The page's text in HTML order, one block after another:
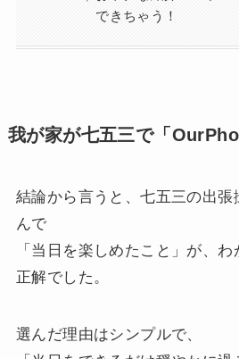
できちゃう！
我が家が七五三で「
結論から言うと、七五三の出張
んで
「当日を楽しめたこと」が、
正解でした。
選んだ理由はシンプルで、